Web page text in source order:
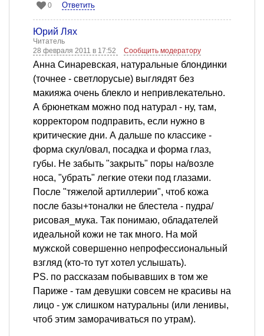
0 Ответить
Юрий Лях
Читатель
28 февраля 2011 в 17:52
Сообщить модератору
Анна Синаревская, натуральные блондинки
(точнее - светлорусые) выглядят без
макияжа очень блекло и непривлекательно.
А брюнеткам можно под натурал - ну, там,
корректором подправить, если нужно в
критические дни. А дальше по классике -
форма скул/овал, посадка и форма глаз,
губы. Не забыть "закрыть" поры на/возле
носа, "убрать" легкие отеки под глазами.
После "тяжелой артиллерии", чтоб кожа
после базы+тоналки не блестела - пудра/
рисовая_мука. Так понимаю, обладателей
идеальной кожи не так много. На мой
мужской совершенно непрофессиональный
взгляд (кто-то тут хотел услышать).
PS. по рассказам побывавших в том же
Париже - там девушки совсем не красивы на
лицо - уж слишком натуральны (или ленивы,
чтоб этим заморачиваться по утрам).